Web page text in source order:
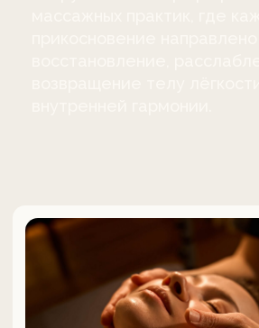
Моделирующий
(скульптурный) массаж